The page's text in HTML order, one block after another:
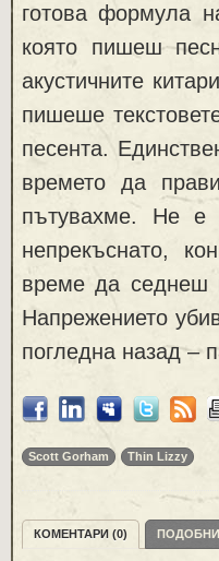
готова формула
която пишеш
акустичните
пишеше
песента.
времето да
пътувахме. Не е
непрекъснато,
време да седнеш
Напрежението
погледна назад –
Scott Gorham Thin Lizzy
КОМЕНТАРИ (0)